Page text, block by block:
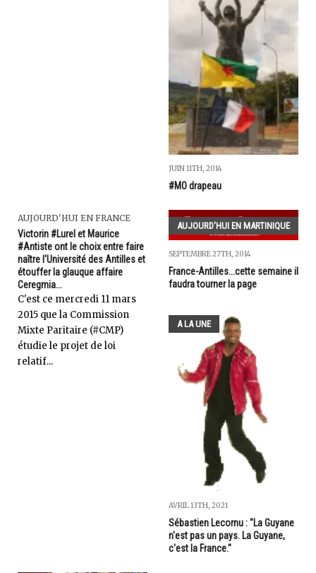
JUIN 11TH, 2014
#MO drapeau
AUJOURD'HUI EN FRANCE
Victorin #Lurel et Maurice
#Antiste ont le choix entre faire
naître l'Université des Antilles et
étouffer la glauque affaire
Ceregmia...
C'est ce mercredi 11 mars
2015 que la Commission
Mixte Paritaire (#CMP)
étudie le projet de loi
relatif...
AUJOURD'HUI EN MARTINIQUE
SEPTEMBRE 27TH, 2014
France-Antilles...cette semaine il
faudra tourner la page
A LA UNE
AVRIL 13TH, 2021
Sébastien Lecornu : "La Guyane
n'est pas un pays. La Guyane,
c'est la France."